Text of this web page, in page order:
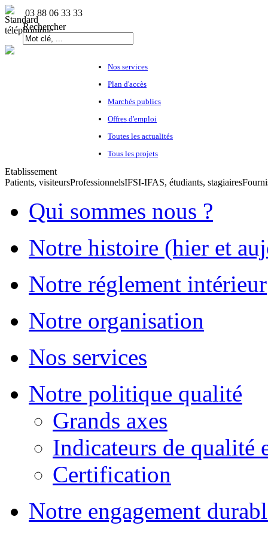
03 88 06 33 33
Rechercher
Nos services
Plan d'accès
Marchés publics
Offres d'emploi
Toutes les actualités
Tous les projets
Etablissement
Patients, visiteursProfessionnelsIFSI-IFAS, étudiants, stagiaires
Qui sommes nous ?
Notre histoire (hier et
Notre réglement intérieur
Notre organisation
Nos services
Notre politique qualité
Grands axes
Indicateurs de qualité
Certification
Notre engagement